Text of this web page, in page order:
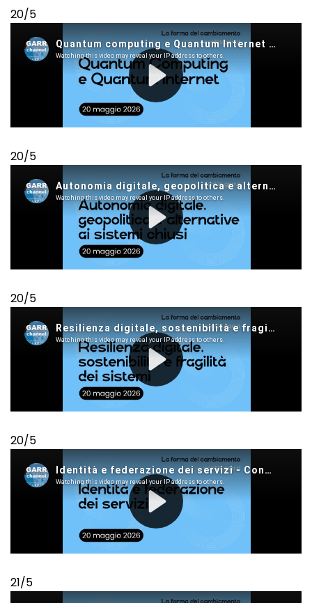
20/5
20/5
20/5
20/5
21/5